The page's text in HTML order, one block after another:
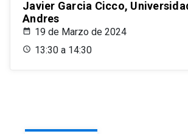
Javier Garcia Cicco,
Andres
19 de Marzo de 2024
13:30 a 14:30